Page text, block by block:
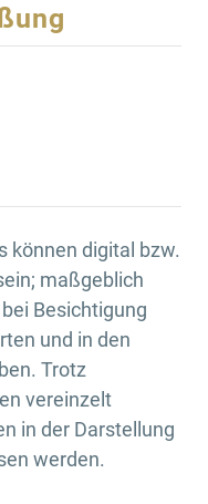
können digital bzw.
maßgeblich
Besichtigung
und in den
Trotz
vereinzelt
in der Darstellung
werden.